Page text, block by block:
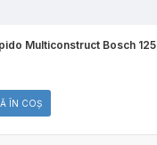
Multiconstruct Bosch
ÎN COŞ